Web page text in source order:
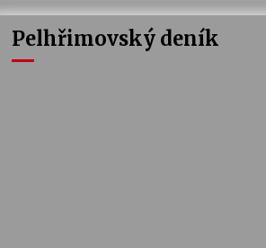
Pelhřimovský deník